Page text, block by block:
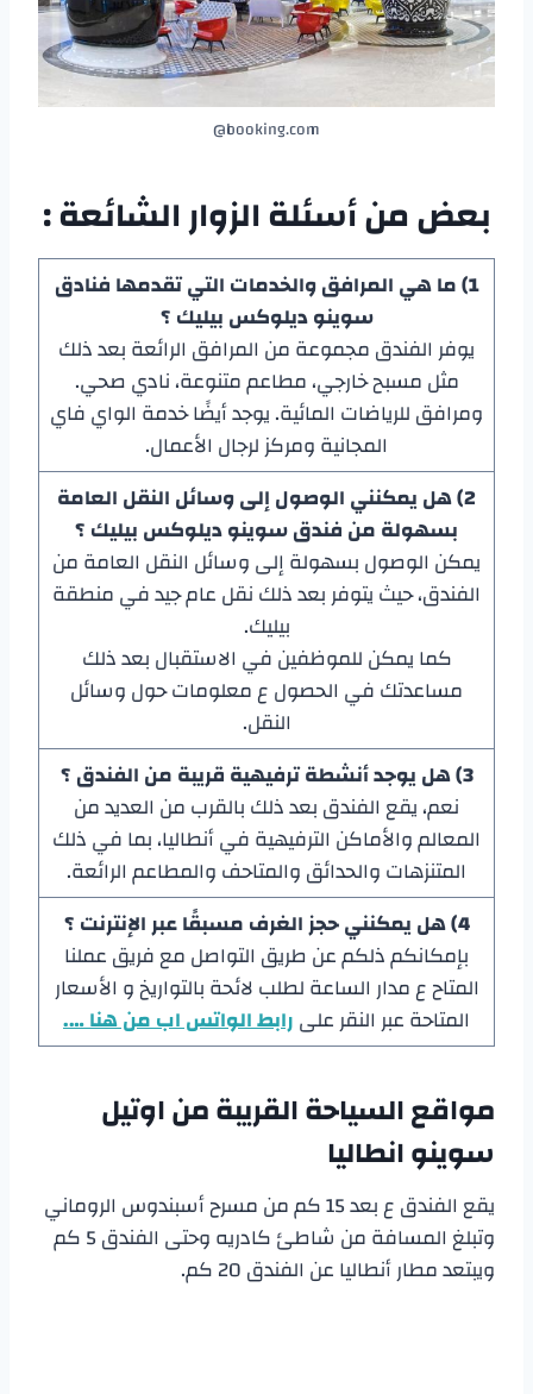
booking.com@
بعض من أسئلة الزوار الشائعة :
1) ما هي المرافق والخدمات التي تقدمها
فنادق
سوينو ديلوكس بيليك؟
يوفر الفندق مجموعة من المرافق الرائعة بعد ذلك
مثل مسبح خارجي، مطاعم متنوعة، نادي صحي.
ومرافق للرياضات المائية. يوجد أيضًا خدمة الواي فاي
المجانية ومركز لرجال الأعمال.
2) هل يمكنني الوصول إلى وسائل النقل العامة
بسهولة من فندق سوينو ديلوكس بيليك ؟
يمكن الوصول بسهولة إلى وسائل النقل العامة من
الفندق، حيث يتوفر بعد ذلك نقل عام جيد في منطقة
بيليك.
كما يمكن للموظفين في الاستقبال بعد ذلك
مساعدتك في الحصول ع معلومات حول وسائل
النقل.
3) هل يوجد أنشطة ترفيهية قريبة من الفندق ؟
نعم، يقع الفندق بعد ذلك بالقرب من العديد من
المعالم والأماكن الترفيهية في أنطاليا، بما في ذلك
المتنزهات والحدائق والمتاحف والمطاعم الرائعة.
4) هل يمكنني حجز الغرف مسبقًا عبر الإنترنت ؟
بإمكانكم ذلكم عن طريق التواصل مع فريق عملنا
المتاح ع مدار الساعة لطلب لائحة بالتواريخ و الأسعار
المتاحة عبر النقر علىرابط الواتس اب من هنا ….
مواقع السياحة القريبة مناوتيل
سوينو انطاليا
يقع الفندق ع بعد 15 كم من مسرح أسبندوس الروماني
وتبلغ المسافة من شاطئ كادريه وحتى الفندق 5 كم
ويبتعد مطار أنطاليا عن الفندق 20 كم.